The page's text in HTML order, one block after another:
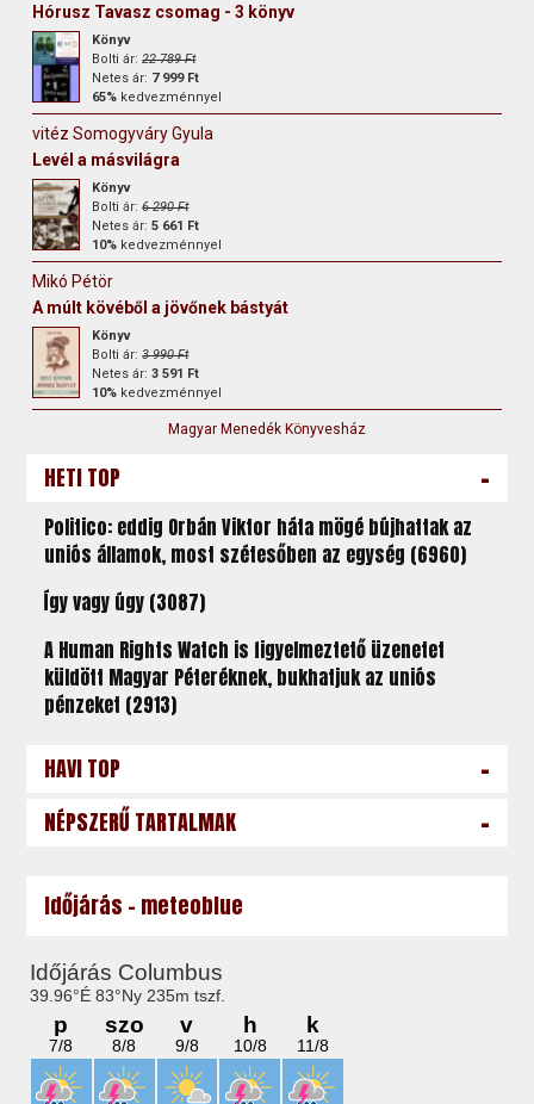
Hórusz Tavasz csomag - 3 könyv
Könyv
Bolti ár:22 789 Ft
Netes ár: 7 999 Ft
65% kedvezménnyel
vitéz Somogyváry Gyula
Levél a másvilágra
Könyv
Bolti ár:6 290 Ft
Netes ár:5 661 Ft
10% kedvezménnyel
Mikó Pétör
A múlt kövéből a jövőnek bástyát
Könyv
Bolti ár:3 990 Ft
Netes ár:3 591 Ft
10% kedvezménnyel
Magyar Menedék Könyvesház
HETI TOP -
Politico: eddig Orbán Viktor háta mögé bújhattak az
uniós államok, most szétesőben az egység (6960)
Így vagy úgy (3087)
A Human Rights Watch is figyelmeztető üzenetet
küldött Magyar Péteréknek, bukhatjuk az uniós
pénzeket (2913)
HAVI TOP -
NÉPSZERŰ TARTALMAK -
Időjárás - meteoblue